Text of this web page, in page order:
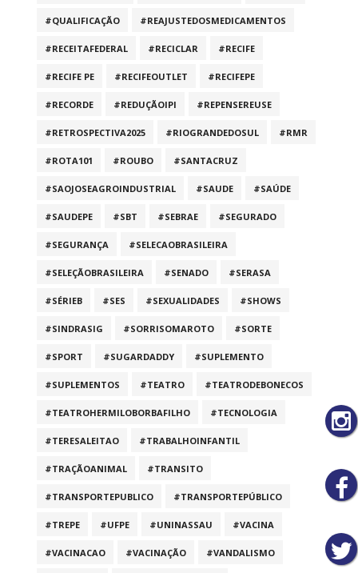
#QUALIFICAÇÃO #REAJUSTEDOSMEDICAMENTOS
#RECEITAFEDERAL #RECICLAR #RECIFE
#RECIFE PE #RECIFEOUTLET #RECIFEPE
#RECORDE #REDUÇÃOIPI #REPENSEREUSE
#RETROSPECTIVA2025 #RIOGRANDEDOSUL #RMR
#ROTA101 #ROUBO #SANTACRUZ
#SAOJOSEAGROINDUSTRIAL #SAUDE #SAÚDE
#SAUDEPE #SBT #SEBRAE #SEGURADO
#SEGURANÇA #SELECAOBRASILEIRA
#SELEÇÃOBRASILEIRA #SENADO #SERASA
#SÉRIEB #SES #SEXUALIDADES #SHOWS
#SINDRASIG #SORRISOMAROTO #SORTE
#SPORT #SUGARDADDY #SUPLEMENTO
#SUPLEMENTOS #TEATRO #TEATRODEBONECOS
#TEATROHERMILOBORBAFILHO #TECNOLOGIA
#TERESALEITAO #TRABALHOINFANTIL
#TRAÇÃOANIMAL #TRANSITO
#TRANSPORTEPUBLICO #TRANSPORTEPÚBLICO
#TREPE #UFPE #UNINASSAU #VACINA
#VACINACAO #VACINAÇÃO #VANDALISMO